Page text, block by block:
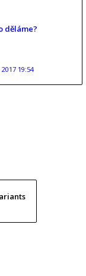
děláme?
19:54